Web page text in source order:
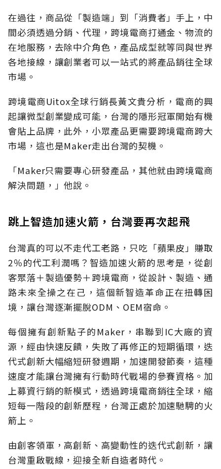
在過往，商品從「製造端」到「消費者」手上，中
間必須透過分銷、代理，跨境電商打通金、物流的
在地服務，去除中介角色，產品成型就等同與世界
各地接線，讓創業者可以一站式的將產品銷往全球
市場。
跨境電商Uitox全球行銷長黃文貴分析，電商的興
起讓微型創業變成可能，台灣的隱形冠軍開始有機
會貼上品牌，此外，小眾產品更需要跨境電商跨大
市場，這也是Maker走出台灣的契機。
「Maker只需要專心研發產品，其他就由跨境電商
解決問題，」他說。
跳上智造加速火箭，台灣要再次起飛
台灣真的可以不走代工老路，只吃「蘋果皮」賺取
2％的代工利潤嗎？智造加速火箭的思考是，從創
客聚落＋製造優勢＋跨境電商，從設計、製造、通
路未來全操之在己，這個新智造革命正在扭轉困
境，讓台灣逐漸擺脫ODM、OEM宿命。
每個擁有創新點子的Maker，串聯到IC大廠的資
源，經由快速反饋，失敗了再修正的短期循環，迭
代式創新大幅縮短研發週期，加速開發節奏，這種
速度才能讓台灣擁有行動時代戰場的參賽資格。加
上募資行銷的新模式，透過跨境電商銷往全球，縮
短每一階段的創新歷程，台灣正處於加速馳騁的火
箭上。
由創客領軍，高創新、高變動性的迭代式創新，讓
台灣重啟戰線，迎接全新自造者時代。